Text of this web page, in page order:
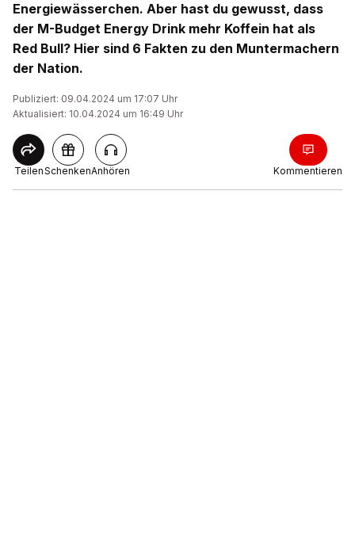
Energiewässerchen. Aber hast du gewusst, dass
der M-Budget Energy Drink mehr Koffein hat als
Red Bull? Hier sind 6 Fakten zu den Muntermachern
der Nation.
Publiziert: 09.04.2024 um 17:07 Uhr
Aktualisiert: 10.04.2024 um 16:49 Uhr
TeilenSchenkenAnhören Kommentieren